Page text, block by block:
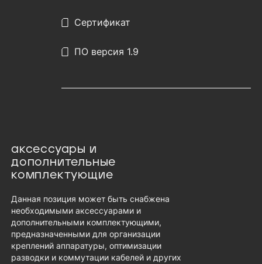
Сертификат
ПО версия 1.9
аксессуары и
дополнительные
комплектующие
Данная позиция может быть снабжена
необходимыми аксессуарами и
дополнительными комплектующими,
предназначенными для организации
креплений аппаратуры, оптимизации
разводки и коммутации кабелей и других